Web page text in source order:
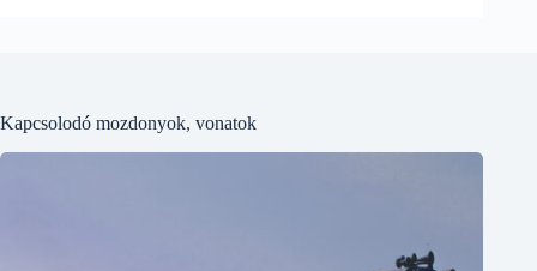
Kapcsolodó mozdonyok, vonatok